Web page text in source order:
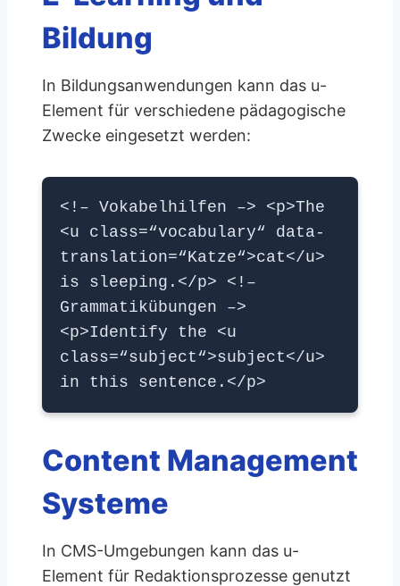
Bildung
In Bildungsanwendungen kann das u-
Element für verschiedene pädagogische
Zwecke eingesetzt werden:
<!– Vokabelhilfen –> <p>The
<u class=“vocabulary“ data-
translation=“Katze“>cat</u>
is sleeping.</p> <!–
Grammatikübungen –>
<p>Identify the <u
class=“subject“>subject</u>
in this sentence.</p>
Content Management
Systeme
In CMS-Umgebungen kann das u-
Element für Redaktionsprozesse genutzt